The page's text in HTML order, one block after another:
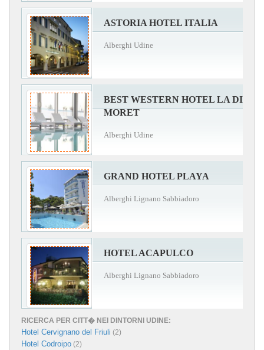
ASTORIA HOTEL ITALIA
Alberghi Udine
BEST WESTERN HOTEL LA DI
MORET
Alberghi Udine
GRAND HOTEL PLAYA
Alberghi Lignano Sabbiadoro
HOTEL ACAPULCO
Alberghi Lignano Sabbiadoro
RICERCA PER CITT� NEI DINTORNI UDINE:
Hotel Cervignano del Friuli (2)
Hotel Codroipo (2)